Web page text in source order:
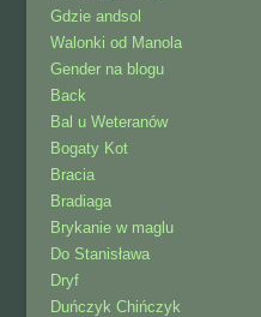
Gdzie andsol
Walonki od Manola
Gender na blogu
Back
Bal u Weteranów
Bogaty Kot
Bracia
Bradiaga
Brykanie w maglu
Do Stanisława
Dryf
Duńczyk Chińczyk